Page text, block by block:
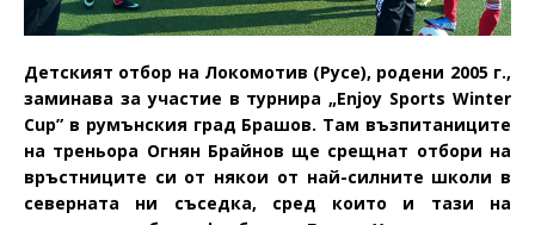
Детският отбор на Локомотив (Русе), родени 2005 г.,
заминава за участие в турнира „Enjoy Sports Winter
Cup” в румънския град Брашов. Там възпитаниците
на треньора Огнян Брайнов ще срещнат отбори на
връстниците си от някои от най-силните школи в
северната ни съседка, сред които и тази на